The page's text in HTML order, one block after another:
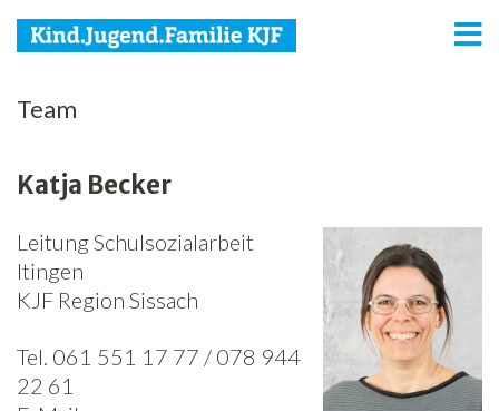
KJF
Jugend
Familie
Media
Agenda
Netzwerk
Team
Katja Becker
Leitung Schulsozialarbeit
Itingen
KJF Region Sissach
Tel. 061 551 17 77 / 078 944
22 61